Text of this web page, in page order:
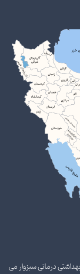
درمانی سبزوار می